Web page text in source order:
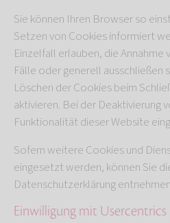
Sie können Ihren Browser so
Setzen von Cookies informiert
Einzelfall erlauben, die
Fälle oder generell ausschließen
Löschen der Cookies beim
aktivieren. Bei der Deaktivierung
Funktionalität dieser Website
Sofern weitere Cookies und
eingesetzt werden, können Sie
Datenschutzerklärung
Einwilligung mit Usercentrics